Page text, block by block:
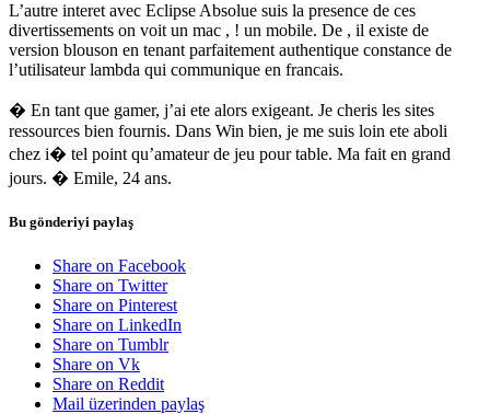
L’autre interet avec Eclipse Absolue suis la presence de ces
divertissements on voit un mac , ! un mobile. De , il existe de
version blouson en tenant parfaitement authentique constance de
l’utilisateur lambda qui communique en francais.
� En tant que gamer, j’ai ete alors exigeant. Je cheris les sites
ressources bien fournis. Dans Win bien, je me suis loin ete aboli
chez i� tel point qu’amateur de jeu pour table. Ma fait en grand
jours. � Emile, 24 ans.
Bu gönderiyi paylaş
Share on Facebook
Share on Twitter
Share on Pinterest
Share on LinkedIn
Share on Tumblr
Share on Vk
Share on Reddit
Mail üzerinden paylaş